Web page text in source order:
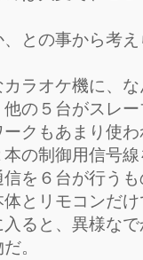
との事から考
ラオケ機に、
他の５台がスレ
クもあまり使
の制御用信号
を６台が行う
とリモコンだ
ると、異様な
。